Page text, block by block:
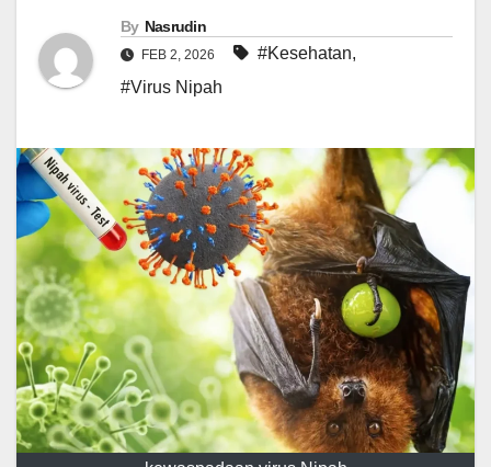
By Nasrudin
FEB 2, 2026 #Kesehatan,
#Virus Nipah